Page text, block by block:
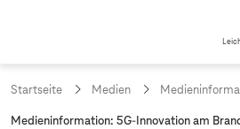
Startseite Medien
a
Medieninformation: 5G-Innovation am